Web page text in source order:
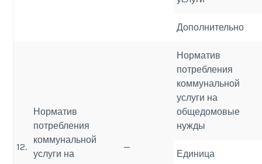
Дополнительно
12.
Норматив
потребления
коммунальной
услуги на
—
Норматив
потребления
коммунальной
услуги на
общедомовые
нужды
Единица